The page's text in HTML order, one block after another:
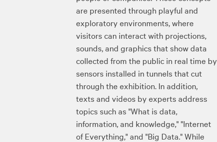
are presented through playful and
exploratory environments, where
visitors can interact with projections,
sounds, and graphics that show data
collected from the public in real time by
sensors installed in tunnels that cut
through the exhibition. In addition,
texts and videos by experts address
topics such as "What is data,
information, and knowledge," "Internet
of Everything," and "Big Data." While